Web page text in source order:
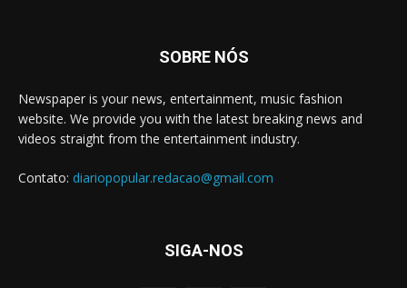
SOBRE NÓS
Newspaper is your news, entertainment, music fashion
website. We provide you with the latest breaking news and
videos straight from the entertainment industry.
Contato: diariopopular.redacao@gmail.com
SIGA-NOS